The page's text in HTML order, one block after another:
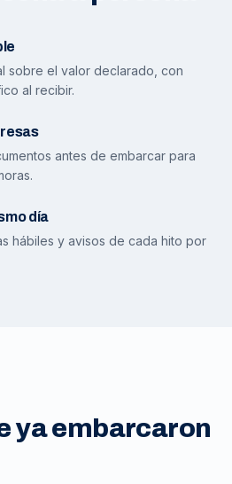
sobre el valor declarado, con
al recibir.
antes de embarcar para
día
hábiles y avisos de cada hito por
ya embarcaron